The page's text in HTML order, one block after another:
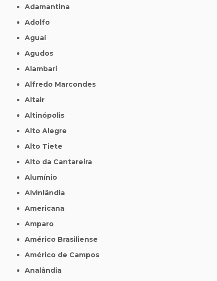
Adamantina
Adolfo
Aguaí
Agudos
Alambari
Alfredo Marcondes
Altair
Altinópolis
Alto Alegre
Alto Tiete
Alto da Cantareira
Alumínio
Alvinlândia
Americana
Amparo
Américo Brasiliense
Américo de Campos
Analândia